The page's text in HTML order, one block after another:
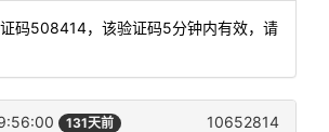
证码508414，该验证码5分钟内有效，请
131天前 10652814